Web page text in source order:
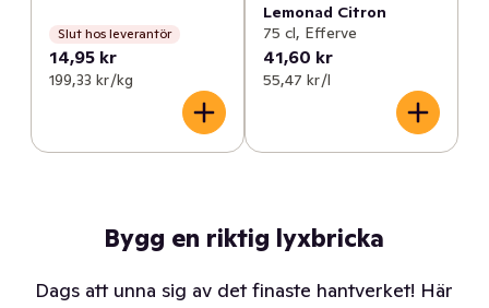
Slut hos leverantör
14,95 kr
199,33 kr /kg
Lemonad Citron
75 cl, Efferve
41,60 kr
55,47 kr /l
Bygg en riktig lyxbricka
Dags att unna sig av det finaste hantverket! Här